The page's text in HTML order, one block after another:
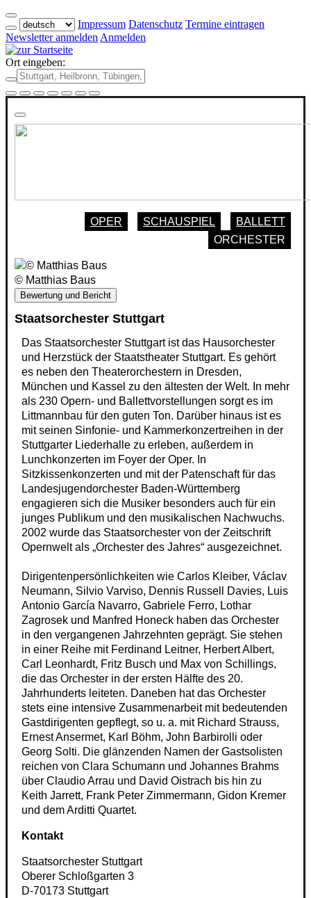
Impressum Datenschutz Termine eintragen
Newsletter anmelden Anmelden
Ort eingeben:
OPER SCHAUSPIEL
BALLETT
ORCHESTER
© Matthias Baus
Bewertung und Bericht
Staatsorchester Stuttgart
Das Staatsorchester Stuttgart ist das Hausorchester
und Herzstück der Staatstheater Stuttgart. Es gehört
es neben den Theaterorchestern in Dresden,
München und Kassel zu den ältesten der Welt. In mehr
als 230 Opern- und Ballettvorstellungen sorgt es im
Littmannbau für den guten Ton. Darüber hinaus ist es
mit seinen Sinfonie- und Kammerkonzertreihen in der
Stuttgarter Liederhalle zu erleben, außerdem in
Lunchkonzerten im Foyer der Oper. In
Sitzkissenkonzerten und mit der Patenschaft für das
Landesjugendorchester Baden-Württemberg
engagieren sich die Musiker besonders auch für ein
junges Publikum und den musikalischen Nachwuchs.
2002 wurde das Staatsorchester von der Zeitschrift
Opernwelt als „Orchester des Jahres“ ausgezeichnet.
Dirigentenpersönlichkeiten wie Carlos Kleiber, Václav
Neumann, Silvio Varviso, Dennis Russell Davies, Luis
Antonio García Navarro, Gabriele Ferro, Lothar
Zagrosek und Manfred Honeck haben das Orchester
in den vergangenen Jahrzehnten geprägt. Sie stehen
in einer Reihe mit Ferdinand Leitner, Herbert Albert,
Carl Leonhardt, Fritz Busch und Max von Schillings,
die das Orchester in der ersten Hälfte des 20.
Jahrhunderts leiteten. Daneben hat das Orchester
stets eine intensive Zusammenarbeit mit bedeutenden
Gastdirigenten gepflegt, so u. a. mit Richard Strauss,
Ernest Ansermet, Karl Böhm, John Barbirolli oder
Georg Solti. Die glänzenden Namen der Gastsolisten
reichen von Clara Schumann und Johannes Brahms
über Claudio Arrau und David Oistrach bis hin zu
Keith Jarrett, Frank Peter Zimmermann, Gidon Kremer
und dem Arditti Quartet.
Kontakt
Staatsorchester Stuttgart
Oberer Schloßgarten 3
D-70173 Stuttgart